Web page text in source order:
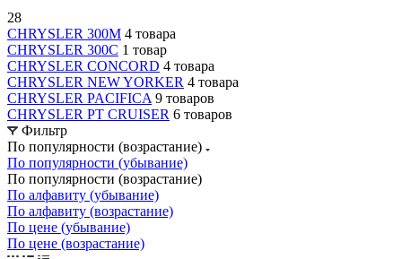
28
CHRYSLER 300M 4 товара
CHRYSLER 300С 1 товар
CHRYSLER CONCORD 4 товара
CHRYSLER NEW YORKER 4 товара
CHRYSLER PACIFICA 9 товаров
CHRYSLER PT CRUISER 6 товаров
Фильтр
По популярности (возрастание)
По популярности (убывание)
По популярности (возрастание)
По алфавиту (убывание)
По алфавиту (возрастание)
По цене (убывание)
По цене (возрастание)